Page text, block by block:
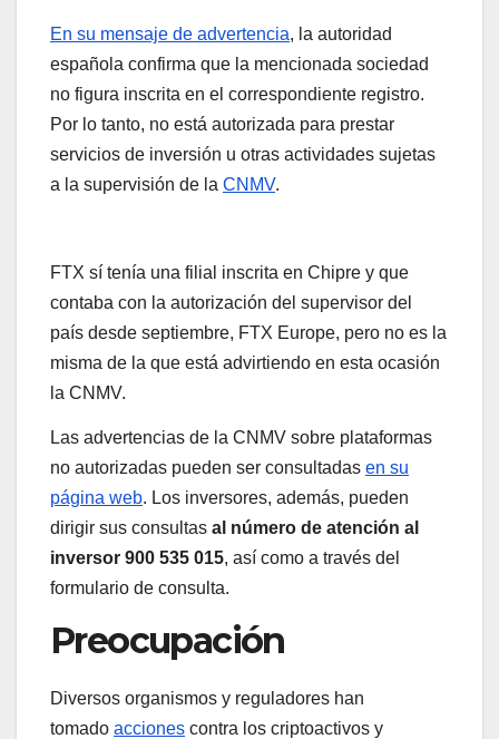
En su mensaje de advertencia, la autoridad
española confirma que la mencionada sociedad
no figura inscrita en el correspondiente registro.
Por lo tanto, no está autorizada para prestar
servicios de inversión u otras actividades sujetas
a la supervisión de la CNMV.
FTX sí tenía una filial inscrita en Chipre y que
contaba con la autorización del supervisor del
país desde septiembre, FTX Europe, pero no es la
misma de la que está advirtiendo en esta ocasión
la CNMV.
Las advertencias de la CNMV sobre plataformas
no autorizadas pueden ser consultadas en su
página web. Los inversores, además, pueden
dirigir sus consultas al número de atención al
inversor 900 535 015, así como a través del
formulario de consulta.
Preocupación
Diversos organismos y reguladores han
tomado acciones contra los criptoactivos y